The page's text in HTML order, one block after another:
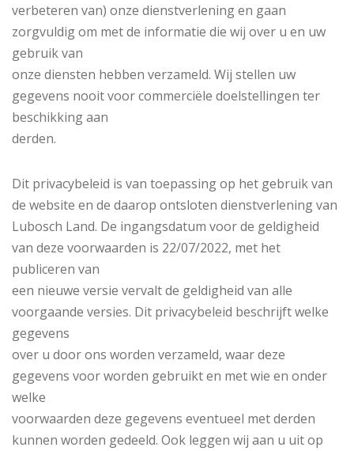
verbeteren van) onze dienstverlening en gaan
zorgvuldig om met de informatie die wij over u en uw
gebruik van
onze diensten hebben verzameld. Wij stellen uw
gegevens nooit voor commerciële doelstellingen ter
beschikking aan
derden.
Dit privacybeleid is van toepassing op het gebruik van
de website en de daarop ontsloten dienstverlening van
Lubosch Land. De ingangsdatum voor de geldigheid
van deze voorwaarden is 22/07/2022, met het
publiceren van
een nieuwe versie vervalt de geldigheid van alle
voorgaande versies. Dit privacybeleid beschrijft welke
gegevens
over u door ons worden verzameld, waar deze
gegevens voor worden gebruikt en met wie en onder
welke
voorwaarden deze gegevens eventueel met derden
kunnen worden gedeeld. Ook leggen wij aan u uit op